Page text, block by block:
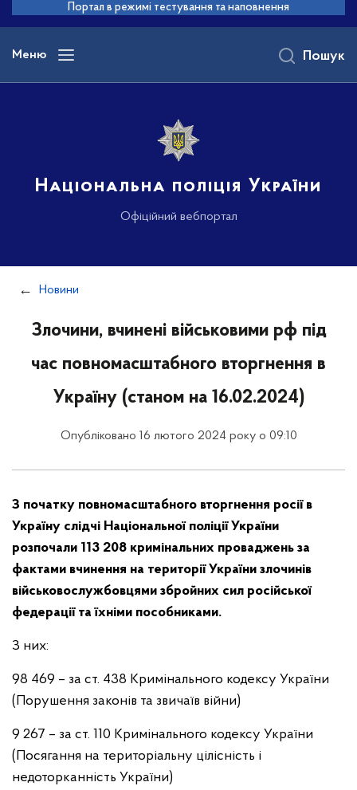
основного
вмісту
Портал в режимі тестування та наповнення
Меню
Національна поліція України
Офіційний вебпортал
Пошук
Новини
Злочини, вчинені військовими рф під
час повномасштабного вторгнення в
Україну (станом на 16.02.2024)
Опубліковано 16 лютого 2024 року о 09:10
З початку повномасштабного вторгнення росії в
Україну слідчі Національної поліції України
розпочали 113 208 кримінальних проваджень за
фактами вчинення на території України злочинів
військовослужбовцями збройних сил російської
федерації та їхніми пособниками.
З них:
98 469 – за ст. 438 Кримінального кодексу України
(Порушення законів та звичаїв війни)
9 267 – за ст. 110 Кримінального кодексу України
(Посягання на територіальну цілісність і
недоторканність України)